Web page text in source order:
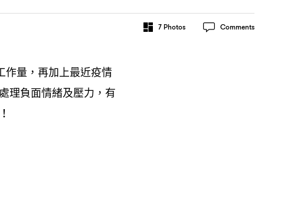
7Photos Comments
作量 ， 再加上最近疫情
理負面情緒及壓力 ， 有
！